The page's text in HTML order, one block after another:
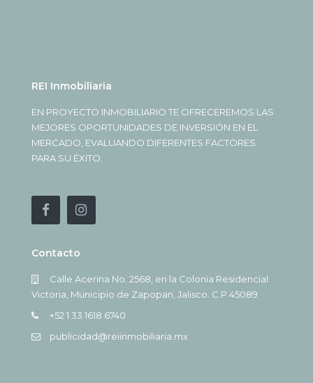
REI Inmobiliaria
EN PROYECTO INMOBILIARIO TE OFRECEREMOS LAS
MEJORES OPORTUNIDADES DE INVERSIÓN EN EL
MERCADO, EVALUANDO DIFERENTES FACTORES
PARA SU ÉXITO.
Contacto
Calle Acerina No. 2568, en la Colonia Residencial
Victoria, Municipio de Zapopan, Jalisco. C.P 45089
+52 1 33 1618 6740
publicidad@reiinmobiliaria.mx